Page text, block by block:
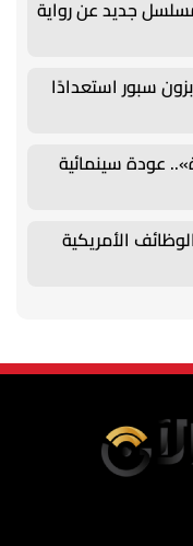
جديد عن رواية
سبور استعدادًا
عودة سينمائية
الأمريكية